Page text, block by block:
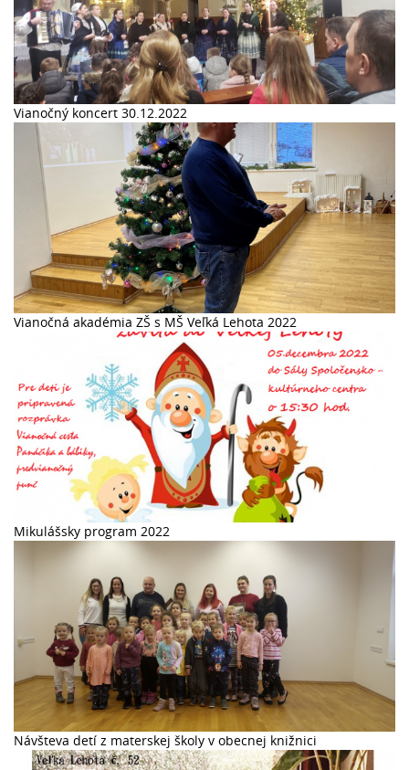
Vianočný koncert 30.12.2022
Vianočná akadémia ZŠ s MŠ Veľká Lehota 2022
Mikulášsky program 2022
Návšteva detí z materskej školy v obecnej knižnici